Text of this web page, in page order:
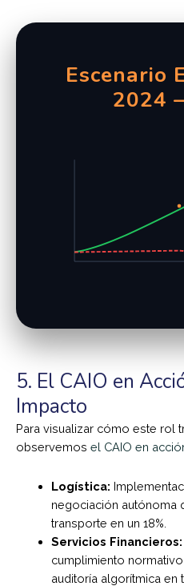
Escenario
2024
5. El CAIO en
Impacto
Para visualizar cómo este rol
observemos el CAIO en
Logística:
negociación autónoma
transporte en un 18%.
Servicios Financieros:
cumplimiento
auditoría algorítmica en